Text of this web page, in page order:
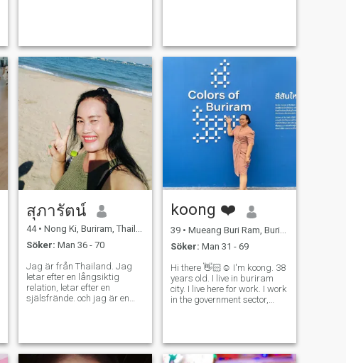
vegetables and flowers. I'd
like you to give a
att dela god energi med
andra. Mitt hjärta är öppet
för en man som är snäll,
verklig och redo att bygga
något sant tillsammans.
Jag tror på långsiktig
kärlek, respekt och växande
sida vid sida. Jag är också
glad att lära av olika
kulturer och dela med mig av
mina också. För mig är ett
förhållande mer än romantik,
det handlar om lagarbete,
vård och att bygga ett liv fullt
är redo för ett seriöst
förhållande, värdesätter
ärlighet och vill skapa en
framtid tillsammans, jag
skulle älska att höra från
trevliga samtal, skratt och
se vart livet tar oss.
สุภารัตน์
44 • Nong Ki, Buriram, Thailand
Söker: Man 36 - 70
Jag är från Thailand. Jag
letar efter en långsiktig
relation, letar efter en
själsfrände. och jag är en
koong ❤️
39 • Mueang Buri Ram, Buriram, Thailand
Söker: Man 31 - 69
Hi there 👋🏻☺️ I'm koong. 38
years old. I live in buriram
city. I live here for work. I work
in the government sector,
as a part-time job.
Sometimes I am a local